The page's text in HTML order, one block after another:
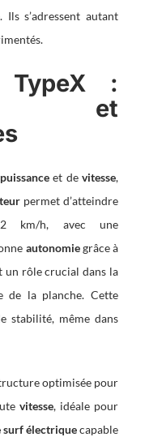
s’adressent autant
:
et
puissanceet de vitesse,
permet d’atteindre
km/h, avec une
autonomiegrâce à
un rôle crucial dans la
de la planche. Cette
stabilité, même dans
optimisée pour
vitesse, idéale pour
surf électriquecapable